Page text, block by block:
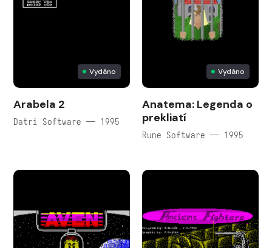
Vydáno
Arabela 2
Datri Software — 1995
Vydáno
Anatema: Legenda o
prekliatí
Rune Software — 1995